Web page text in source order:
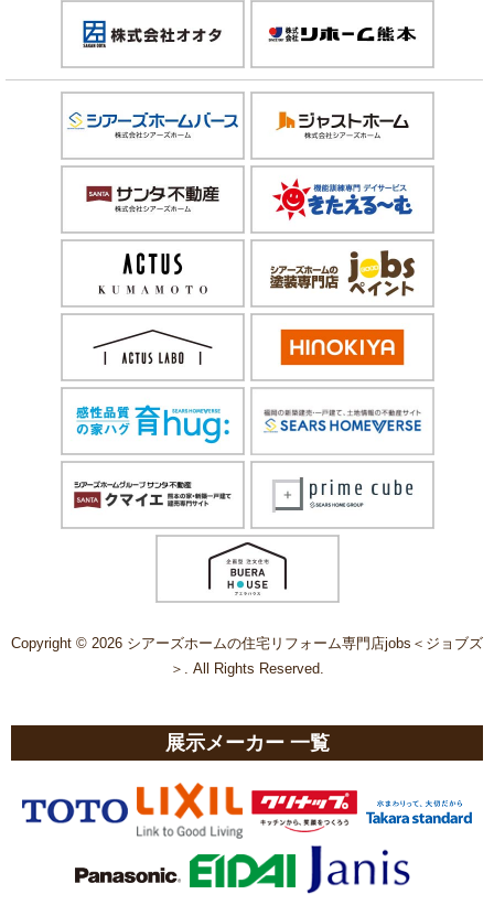
Copyright © 2026 シアーズホームの住宅リフォーム専門店jobs＜ジョブズ
＞. All Rights Reserved.
展示メーカー 一覧